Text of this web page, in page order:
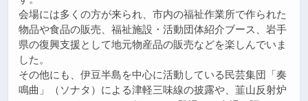
会場には多くの方が来られ、市内の福祉作業所で作られた
物品や食品の販売、福祉施設・活動団体紹介ブース、岩手
県の復興支援として地元物産品の販売などを楽しんでいま
した。
その他にも、伊豆半島を中心に活動している民芸集団「奏
鳴曲」（ソナタ）による津軽三味線の披露や、韮山反射炉